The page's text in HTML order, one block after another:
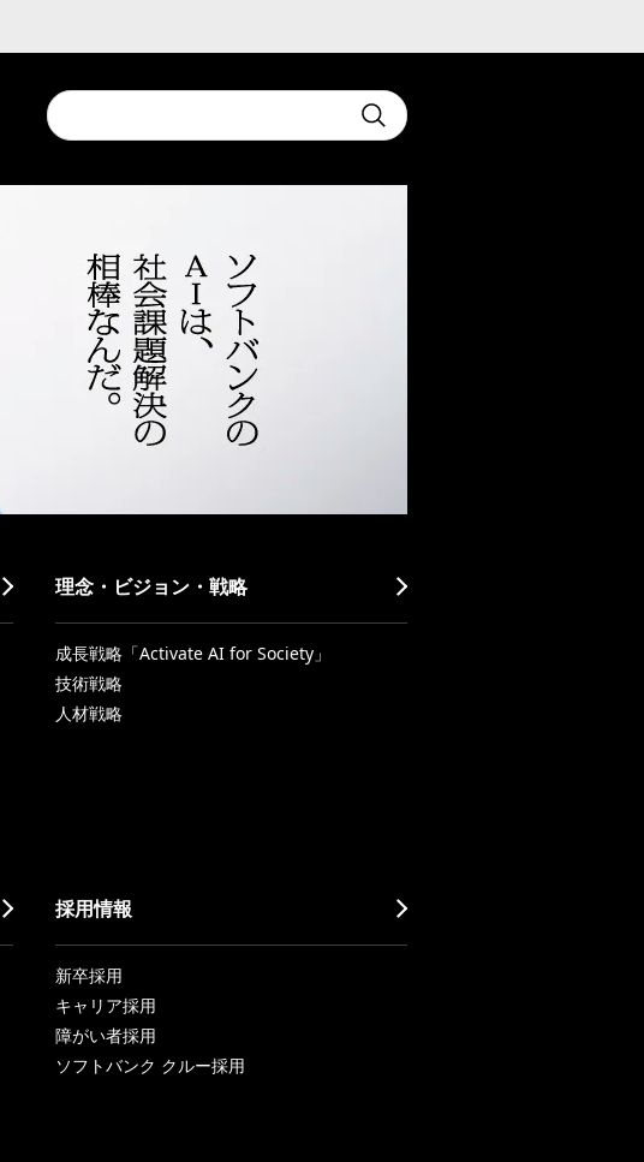
Conduct
a
search
Submit
理念・ビジョン・戦略
成長戦略「Activate AI for Society」
技術戦略
人材戦略
採用情報
新卒採用
キャリア採用
障がい者採用
ソフトバンク クルー採用